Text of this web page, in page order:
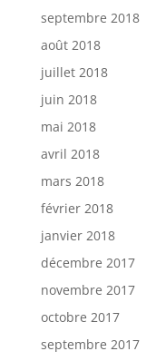
septembre 2018
août 2018
juillet 2018
juin 2018
mai 2018
avril 2018
mars 2018
février 2018
janvier 2018
décembre 2017
novembre 2017
octobre 2017
septembre 2017